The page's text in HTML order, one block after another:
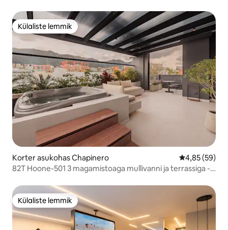
Külaliste lemmik
Külaliste lemmik
Korter asukohas Chapinero Keskmine
4,85 (59)
82T Hoone-501 3 magamistoaga mullivanni ja terrassiga -
Külaliste lemmik
Külaliste lemmik